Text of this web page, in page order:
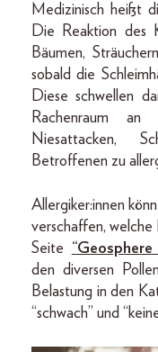
Medizinisch heißt
Die Reaktion des
Bäumen,
sobald die
Diese schwellen
Rachenraum
Niesattacken,
Betroffenen zu
Allergiker:innen
verschaffen, welche
Seite
den diversen
Belastung in den
“schwach” und